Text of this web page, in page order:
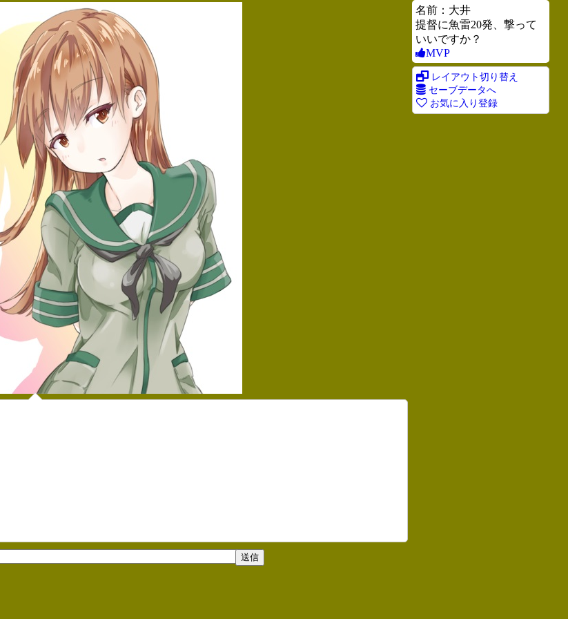
名前：大井
提督に魚雷20発、撃って
いいですか？
MVP
レイアウト切り替え
セーブデータへ
お気に入り登録